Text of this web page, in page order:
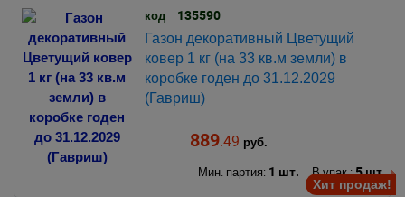
Хит продаж!
код 135590
Газон декоративный Цветущий
ковер 1 кг (на 33 кв.м земли) в
коробке годен до 31.12.2029
(Гавриш)
889.49 руб.
Мин. партия: 1 шт. В упак.:5 шт.